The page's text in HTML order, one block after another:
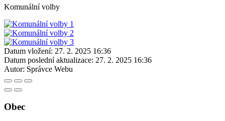
Komunální volby
Datum vložení: 27. 2. 2025 16:36
Datum poslední aktualizace: 27. 2. 2025 16:36
Autor: Správce Webu
Obec